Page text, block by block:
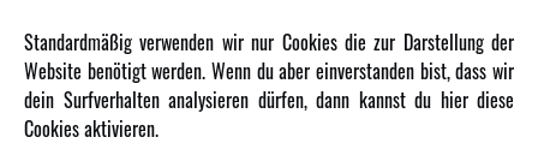
AMXRacing - Qualitäts RC-Zubehör
Amewi Construction - Nutzfahrzeuge
Standardmäßig verwenden wir nur Cookies die zur Darstellung der
Website benötigt werden. Wenn du aber einverstanden bist, dass wir
dein Surfverhalten analysieren dürfen, dann kannst du hier diese
Cookies aktivieren.